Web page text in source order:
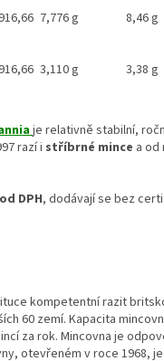
7,776 g 8,46 g
3,110 g 3,38 g
je relativně stabilní,
razí i stříbrné mince a od
DPH, dodávají se bez
kompetentní razit
60 zemí. Kapacita
za rok. Mincovna je
otevřeném v roce 1968,